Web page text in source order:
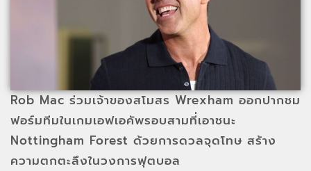
Rob Mac ร่วมเจ้าของสโมสร Wrexham ออกปากชม
ฟอร์มทีมในเกมเอฟเอคัพรอบสามที่เอาชนะ
Nottingham Forest ด้วยการดวลจุดโทษ สร้าง
ความตกตะลึงในวงการฟุตบอล